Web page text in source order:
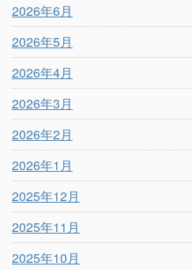
2026年6月
2026年5月
2026年4月
2026年3月
2026年2月
2026年1月
2025年12月
2025年11月
2025年10月